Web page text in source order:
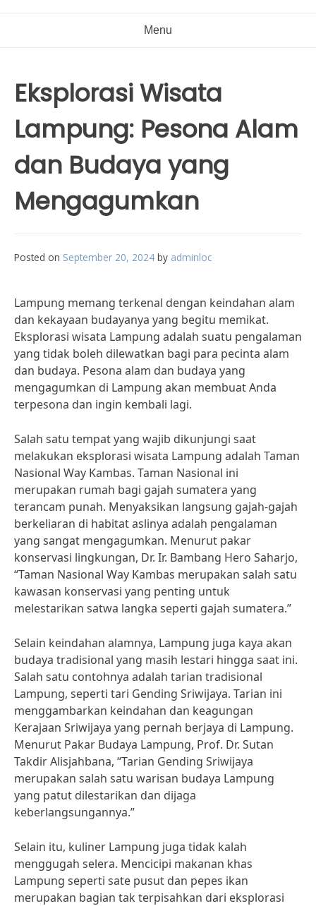
Menu
Eksplorasi Wisata
Lampung: Pesona Alam
dan Budaya yang
Mengagumkan
Posted on September 20, 2024 by adminloc
Lampung memang terkenal dengan keindahan alam
dan kekayaan budayanya yang begitu memikat.
Eksplorasi wisata Lampung adalah suatu pengalaman
yang tidak boleh dilewatkan bagi para pecinta alam
dan budaya. Pesona alam dan budaya yang
mengagumkan di Lampung akan membuat Anda
terpesona dan ingin kembali lagi.
Salah satu tempat yang wajib dikunjungi saat
melakukan eksplorasi wisata Lampung adalah Taman
Nasional Way Kambas. Taman Nasional ini
merupakan rumah bagi gajah sumatera yang
terancam punah. Menyaksikan langsung gajah-gajah
berkeliaran di habitat aslinya adalah pengalaman
yang sangat mengagumkan. Menurut pakar
konservasi lingkungan, Dr. Ir. Bambang Hero Saharjo,
“Taman Nasional Way Kambas merupakan salah satu
kawasan konservasi yang penting untuk
melestarikan satwa langka seperti gajah sumatera.”
Selain keindahan alamnya, Lampung juga kaya akan
budaya tradisional yang masih lestari hingga saat ini.
Salah satu contohnya adalah tarian tradisional
Lampung, seperti tari Gending Sriwijaya. Tarian ini
menggambarkan keindahan dan keagungan
Kerajaan Sriwijaya yang pernah berjaya di Lampung.
Menurut Pakar Budaya Lampung, Prof. Dr. Sutan
Takdir Alisjahbana, “Tarian Gending Sriwijaya
merupakan salah satu warisan budaya Lampung
yang patut dilestarikan dan dijaga
keberlangsungannya.”
Selain itu, kuliner Lampung juga tidak kalah
menggugah selera. Mencicipi makanan khas
Lampung seperti sate pusut dan pepes ikan
merupakan bagian tak terpisahkan dari eksplorasi